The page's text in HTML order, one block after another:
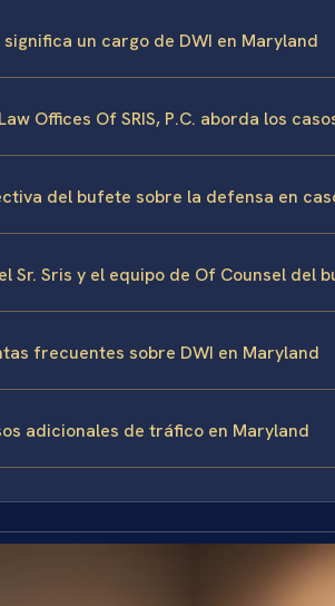
significa un cargo de DWI en Maryland
Offices Of SRIS, P.C. aborda los
del bufete sobre la defensa en
Sr. Sris y el equipo de Of Counsel del
frecuentes sobre DWI en Maryland
adicionales de tráfico en Maryland